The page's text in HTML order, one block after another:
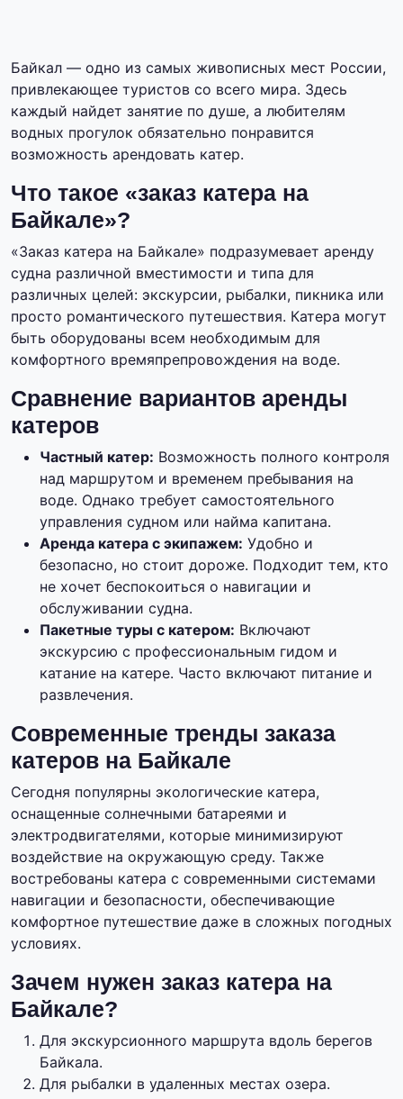
Байкал — одно из самых живописных мест России,
привлекающее туристов со всего мира. Здесь
каждый найдет занятие по душе, а любителям
водных прогулок обязательно понравится
возможность арендовать катер.
Что такое «заказ катера на
Байкале»?
«Заказ катера на Байкале» подразумевает аренду
судна различной вместимости и типа для
различных целей: экскурсии, рыбалки, пикника или
просто романтического путешествия. Катера могут
быть оборудованы всем необходимым для
комфортного времяпрепровождения на воде.
Сравнение вариантов аренды
катеров
Частный катер: Возможность полного контроля
над маршрутом и временем пребывания на
воде. Однако требует самостоятельного
управления судном или найма капитана.
Аренда катера с экипажем: Удобно и
безопасно, но стоит дороже. Подходит тем, кто
не хочет беспокоиться о навигации и
обслуживании судна.
Пакетные туры с катером: Включают
экскурсию с профессиональным гидом и
катание на катере. Часто включают питание и
развлечения.
Современные тренды заказа
катеров на Байкале
Сегодня популярны экологические катера,
оснащенные солнечными батареями и
электродвигателями, которые минимизируют
воздействие на окружающую среду. Также
востребованы катера с современными системами
навигации и безопасности, обеспечивающие
комфортное путешествие даже в сложных погодных
условиях.
Зачем нужен заказ катера на
Байкале?
Для экскурсионного маршрута вдоль берегов
Байкала.
Для рыбалки в удаленных местах озера.